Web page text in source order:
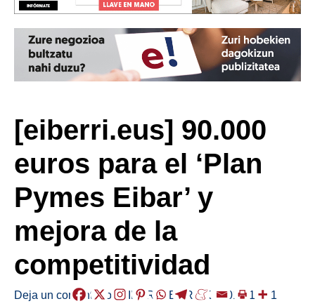
[eiberri.eus] 90.000
euros para el ‘Plan
Pymes Eibar’ y
mejora de la
competitividad
Deja un comentario /EIBAR ,HERRIAK /2018-11-01